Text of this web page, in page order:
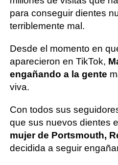
para conseguir dientes
terriblemente mal.
Desde el momento en
aparecieron en TikTok,
engañando a la gente
viva.
Con todos sus
que sus nuevos dientes
mujer de Portsmouth,
decidida a seguir